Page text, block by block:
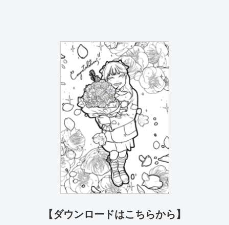
【ダウンロードはこちらから】